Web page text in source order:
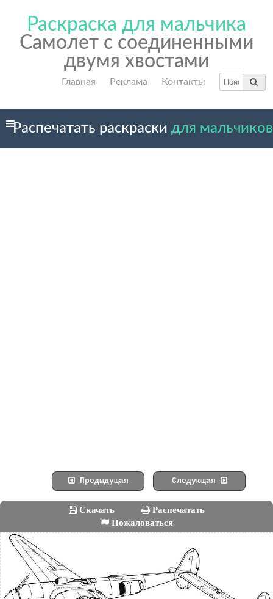
Раскраска для мальчика
Самолет с соединенными
двумя хвостами
Главная Реклама Контакты
Распечатать раскраски для мальчиков
Предыдущая Следующая
Скачать
Распечатать
Пожаловаться